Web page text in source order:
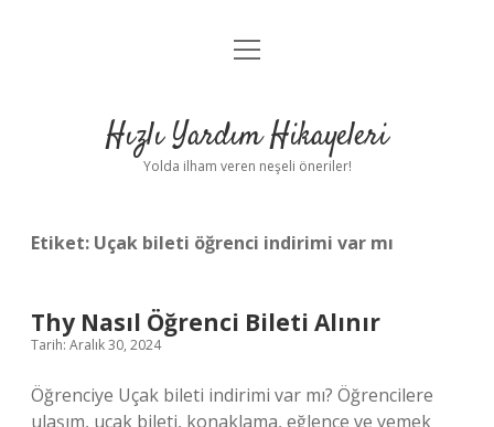
Anasayfa
Yasal Uyarı
menüyü
Hızlı Yardım Hikayeleri
Yolda ilham veren neşeli öneriler!
Etiket: Uçak bileti öğrenci indirimi var mı
Thy Nasıl Öğrenci Bileti Alınır
Tarih: Aralık 30, 2024
Öğrenciye Uçak bileti indirimi var mı? Öğrencilere
ulaşım, uçak bileti, konaklama, eğlence ve yemek